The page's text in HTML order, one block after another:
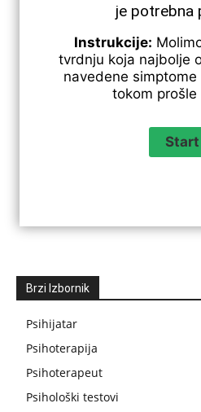
je potrebna
Instrukcije:
tvrdnju koja najbolje
navedene
tokom prošle
Brzi Izbornik
Psihijatar
Psihoterapija
Psihoterapeut
Psihološki testovi